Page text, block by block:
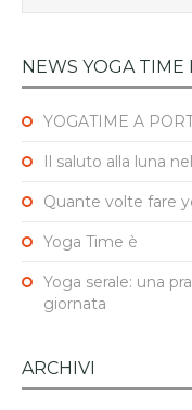
NEWS YOGA TIME
YOGATIME A
Il saluto alla luna
Quante volte fare
Yoga Time è
Yoga serale: una
giornata
ARCHIVI